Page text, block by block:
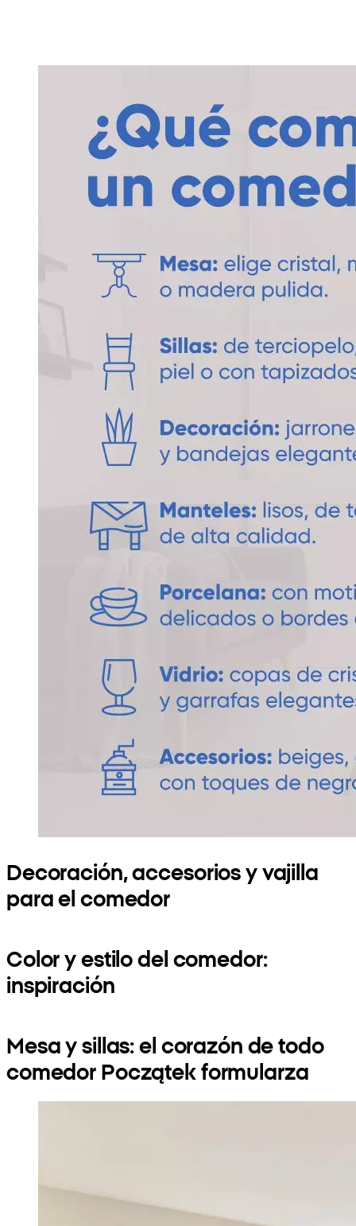
Decoración, accesorios y vajilla
para el comedor
Color y estilo del comedor:
inspiración
Mesa y sillas: el corazón de todo
comedor Początek formularza